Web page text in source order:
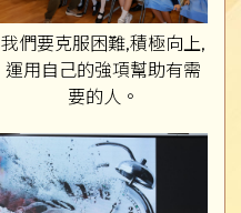
我們要克服困難,積極向上,
運用自己的強項幫助有需
要的人。